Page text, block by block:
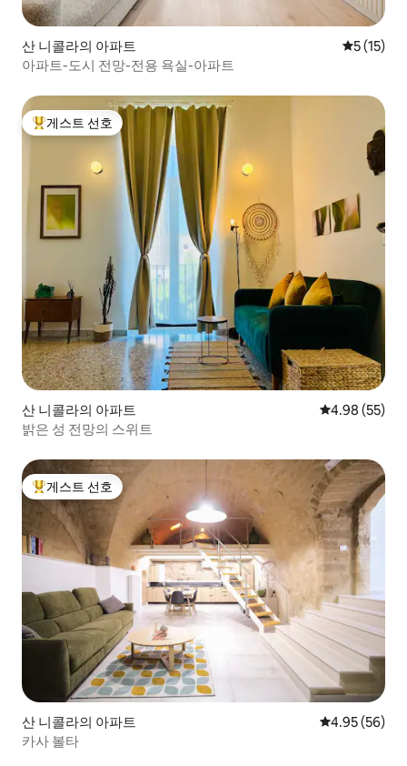
산 니콜라의 아파트 평점 5점
5 (15)
아파트-도시 전망-전용 욕실-아파트
상위 게스트 선호
게스트 선호
산 니콜라의 아파트 평점 4.98점(5
4.98 (55)
밝은 성 전망의 스위트
상위 게스트 선호
게스트 선호
산 니콜라의 아파트 평점 4.95점(5
4.95 (56)
카사 볼타